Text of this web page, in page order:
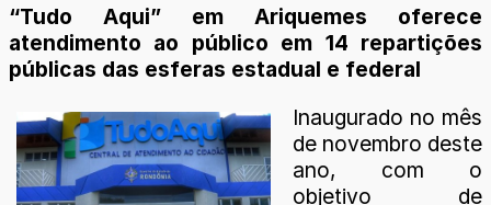
“Tudo Aqui” em Ariquemes oferece
atendimento ao público em 14 repartições
públicas das esferas estadual e federal
Inaugurado no mês
de novembro deste
ano, com o
objetivo de